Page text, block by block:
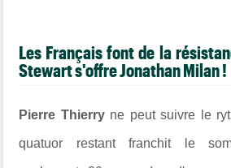
Les Français font de la
Stewart s'offre Jonathan Milan !
Pierre Thierryne peut suivre le
quatuor restant franchit le